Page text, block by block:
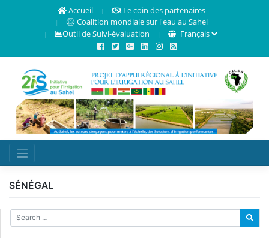
Accueil
Le coin des partenaires
Coalition mondiale sur l'eau au Sahel
Outil de Suivi-évaluation
SÉNÉGAL